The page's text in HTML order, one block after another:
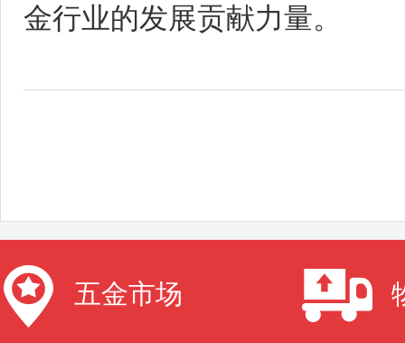
金行业的发展贡献力量。
五金市场